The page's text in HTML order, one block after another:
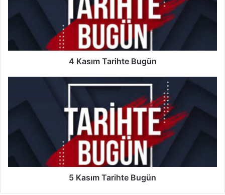
4 Kasım Tarihte Bugün
Tarihte
5 Kasım Tarihte Bugün